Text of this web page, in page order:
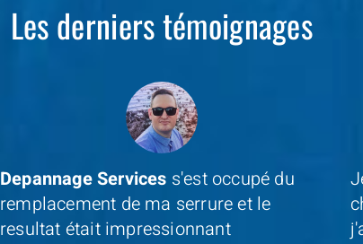
Les derniers témoignages
Je cherchais un professionel à coté de
chez moi et avecDepannage Services
j'ai trouvé et je n'ai pas été decu